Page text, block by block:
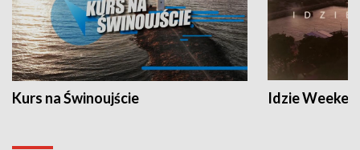
Kurs na Świnoujście Idzie